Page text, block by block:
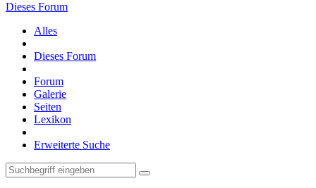
Dieses Forum
Alles
Dieses Forum
Forum
Galerie
Seiten
Lexikon
Erweiterte Suche